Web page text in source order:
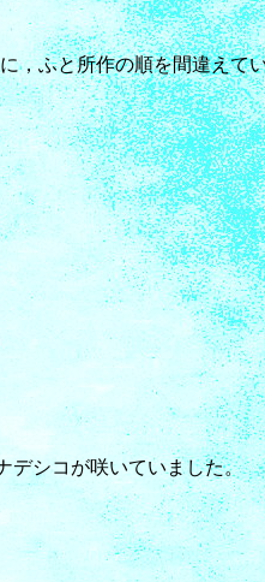
，ふと所作の順を間違えて
デシコが咲いていました。